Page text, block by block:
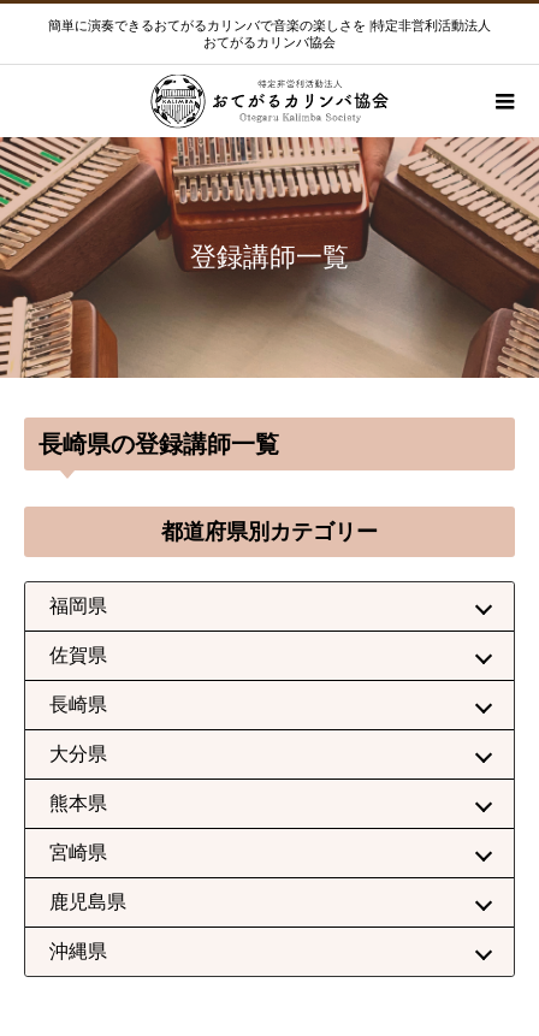
簡単に演奏できるおてがるカリンバで音楽の楽しさを |特定非営利活動法人
おてがるカリンバ協会
登録講師一覧
長崎県の登録講師一覧
都道府県別カテゴリー
福岡県
佐賀県
長崎県
大分県
熊本県
宮崎県
鹿児島県
沖縄県